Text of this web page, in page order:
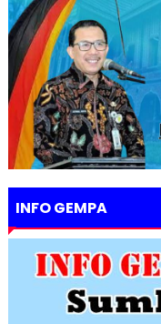
INFO GEMPA